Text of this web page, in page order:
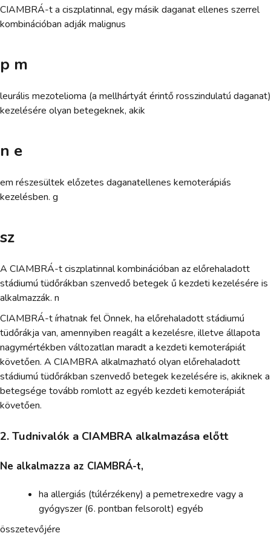
CIAMBRÁ-t a ciszplatinnal, egy másik daganat ellenes szerrel
kombinációban adják malignus
p m
leurális mezotelioma (a mellhártyát érintő rosszindulatú daganat)
kezelésére olyan betegeknek, akik
n e
em részesültek előzetes daganatellenes kemoterápiás
kezelésben. g
sz
A CIAMBRÁ-t ciszplatinnal kombinációban az előrehaladott
stádiumú tüdőrákban szenvedő betegek ű kezdeti kezelésére is
alkalmazzák. n
CIAMBRÁ-t írhatnak fel Önnek, ha előrehaladott stádiumú
tüdőrákja van, amennyiben reagált a kezelésre, illetve állapota
nagymértékben változatlan maradt a kezdeti kemoterápiát
követően. A CIAMBRA alkalmazható olyan előrehaladott
stádiumú tüdőrákban szenvedő betegek kezelésére is, akiknek a
betegsége tovább romlott az egyéb kezdeti kemoterápiát
követően.
2. Tudnivalók a CIAMBRA alkalmazása előtt
Ne alkalmazza az CIAMBRÁ-t,
ha allergiás (túlérzékeny) a pemetrexedre vagy a
gyógyszer (6. pontban felsorolt) egyéb
összetevőjére